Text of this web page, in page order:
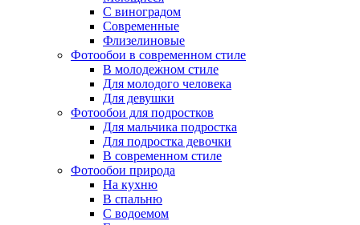
С виноградом
Современные
Флизелиновые
Фотообои в современном стиле
В молодежном стиле
Для молодого человека
Для девушки
Фотообои для подростков
Для мальчика подростка
Для подростка девочки
В современном стиле
Фотообои природа
На кухню
В спальню
С водоемом